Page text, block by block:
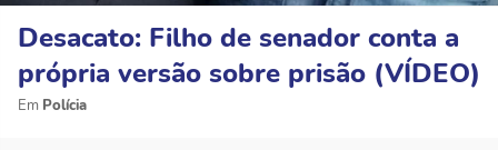
Desacato: Filho de senador conta a
própria versão sobre prisão (VÍDEO)
Polícia